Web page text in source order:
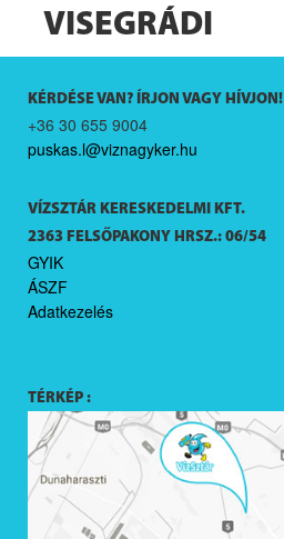
VISEGRÁDI
KÉRDÉSE VAN? ÍRJON VAGY HÍVJON!
+36 30 655 9004
puskas.l@viznagyker.hu
VÍZSZTÁR KERESKEDELMI KFT.
2363 FELSŐPAKONY HRSZ.: 06/54
GYIK
ÁSZF
Adatkezelés
TÉRKÉP :